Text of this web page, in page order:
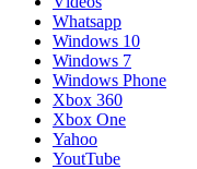
Whatsapp
Windows 10
Windows 7
Windows Phone
Xbox 360
Xbox One
Yahoo
YoutTube